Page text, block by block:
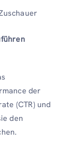
der
(CTR) und
den